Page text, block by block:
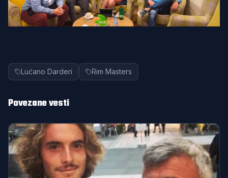
Lućano Darderi Rim Masters
Povezane vesti